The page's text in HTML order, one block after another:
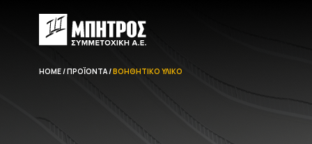
HOME ΠΡΟΪΌΝΤΑ ΒΟΗΘΗΤΙΚΌ ΥΛΙΚΌ